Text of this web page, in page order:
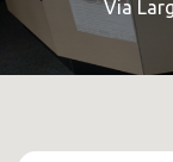
Via